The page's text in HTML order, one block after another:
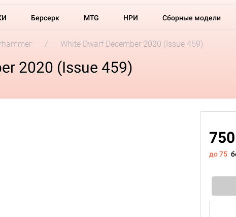
Берсерк MTG НРИ Сборные модели
White Dwarf December 2020 (Issue 459)
2020 (Issue 459)
до 75